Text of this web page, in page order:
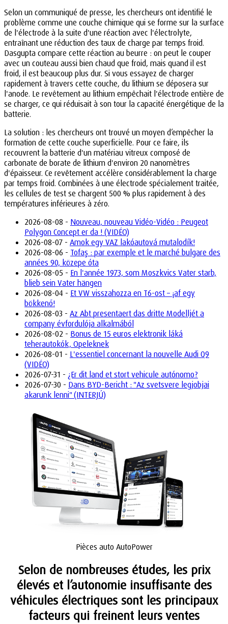
Selon un communiqué de presse, les chercheurs ont identifié le
problème comme une couche chimique qui se forme sur la surface
de l'électrode à la suite d'une réaction avec l'électrolyte,
entraînant une réduction des taux de charge par temps froid.
Dasgupta compare cette réaction au beurre : on peut le couper
avec un couteau aussi bien chaud que froid, mais quand il est
froid, il est beaucoup plus dur. Si vous essayez de charger
rapidement à travers cette couche, du lithium se déposera sur
l'anode. Le revêtement au lithium empêchait l'électrode entière de
se charger, ce qui réduisait à son tour la capacité énergétique de la
batterie.
La solution : les chercheurs ont trouvé un moyen d’empêcher la
formation de cette couche superficielle. Pour ce faire, ils
recouvrent la batterie d'un matériau vitreux composé de
carbonate de borate de lithium d'environ 20 nanomètres
d'épaisseur. Ce revêtement accélère considérablement la charge
par temps froid. Combinées à une électrode spécialement traitée,
les cellules de test se chargent 500 % plus rapidement à des
températures inférieures à zéro.
2026-08-08 - Nouveau, nouveau Vidéo-Vidéo : Peugeot
Polygon Concept er da ! (VIDÉO)
2026-08-07 - Amok egy VAZ lakóautová mutalodík!
2026-08-06 - Tofaş : par exemple et le marché bulgare des
années 90, közepe óta
2026-08-05 - En l'année 1973, som Moszkvics Vater starb,
blieb sein Vater hängen
2026-08-04 - Et VW visszahozza en T6-ost – ¡af egy
bökkenő!
2026-08-03 - Az Abt presentaert das dritte Modelljét a
company évfordulója alkalmából
2026-08-02 - Bonus de 15 euros elektronik láká
teherautokók, Opeleknek
2026-08-01 - L'essentiel concernant la nouvelle Audi Q9
(VIDÉO)
2026-07-31 - ¿Er dit land et stort vehicule autónomo?
2026-07-30 - Dans BYD-Bericht : "Az svetsvere legjobjai
akarunk lenni" (INTERJÚ)
Pièces auto AutoPower
Selon de nombreuses études, les prix
élevés et l’autonomie insuffisante des
véhicules électriques sont les principaux
facteurs qui freinent leurs ventes